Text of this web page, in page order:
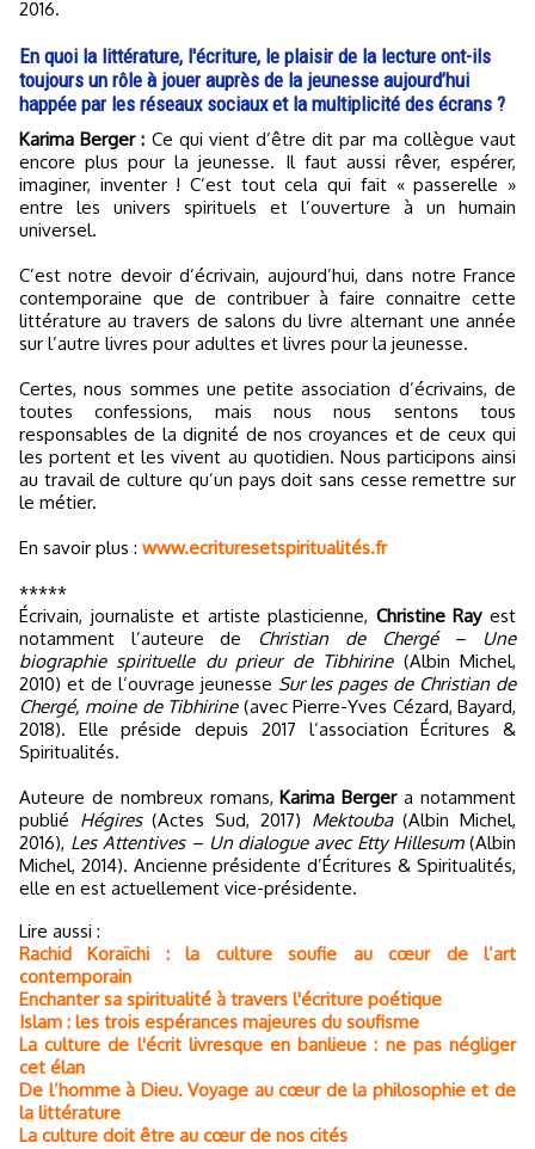
2016.
En quoi la littérature, l'écriture, le plaisir de la lecture ont-ils
toujours un rôle à jouer auprès de la jeunesse aujourd’hui
happée par les réseaux sociaux et la multiplicité des écrans ?
Karima Berger : Ce qui vient d’être dit par ma collègue vaut
encore plus pour la jeunesse. Il faut aussi rêver, espérer,
imaginer, inventer ! C’est tout cela qui fait « passerelle »
entre les univers spirituels et l’ouverture à un humain
universel.
C’est notre devoir d’écrivain, aujourd’hui, dans notre France
contemporaine que de contribuer à faire connaitre cette
littérature au travers de salons du livre alternant une année
sur l’autre livres pour adultes et livres pour la jeunesse.
Certes, nous sommes une petite association d’écrivains, de
toutes confessions, mais nous nous sentons tous
responsables de la dignité de nos croyances et de ceux qui
les portent et les vivent au quotidien. Nous participons ainsi
au travail de culture qu’un pays doit sans cesse remettre sur
le métier.
En savoir plus : www.ecrituresetspiritualités.fr
*****
Écrivain, journaliste et artiste plasticienne, Christine Rayest
notamment l’auteure de Christian de Chergé – Une
biographie spirituelle du prieur de Tibhirine(Albin Michel,
2010) et de l’ouvrage jeunesse Sur les pages de Christian de
Chergé, moine de Tibhirine(avec Pierre-Yves Cézard, Bayard,
2018). Elle préside depuis 2017 l’association Écritures &
Spiritualités.
Auteure de nombreux romans, Karima Bergera notamment
publié Hégires(Actes Sud, 2017) Mektouba(Albin Michel,
2016), Les Attentives – Un dialogue avec Etty Hillesum(Albin
Michel, 2014). Ancienne présidente d’Écritures & Spiritualités,
elle en est actuellement vice-présidente.
Lire aussi :
Rachid Koraïchi : la culture soufie au cœur de l’art
contemporain
Enchanter sa spiritualité à travers l'écriture poétique
Islam : les trois espérances majeures du soufisme
La culture de l'écrit livresque en banlieue : ne pas négliger
cet élan
De l’homme à Dieu. Voyage au cœur de la philosophie et de
la littérature
La culture doit être au cœur de nos cités